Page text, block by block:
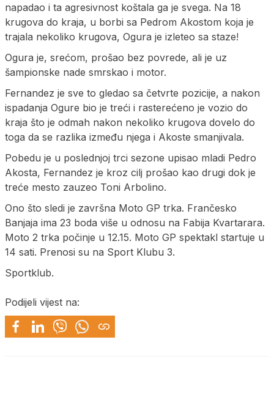
napadao i ta agresivnost koštala ga je svega. Na 18
krugova do kraja, u borbi sa Pedrom Akostom koja je
trajala nekoliko krugova, Ogura je izleteo sa staze!
Ogura je, srećom, prošao bez povrede, ali je uz
šampionske nade smrskao i motor.
Fernandez je sve to gledao sa četvrte pozicije, a nakon
ispadanja Ogure bio je treći i rasterećeno je vozio do
kraja što je odmah nakon nekoliko krugova dovelo do
toga da se razlika između njega i Akoste smanjivala.
Pobedu je u poslednjoj trci sezone upisao mladi Pedro
Akosta, Fernandez je kroz cilj prošao kao drugi dok je
treće mesto zauzeo Toni Arbolino.
Ono što sledi je završna Moto GP trka. Frančesko
Banjaja ima 23 boda više u odnosu na Fabija Kvartarara.
Moto 2 trka počinje u 12.15. Moto GP spektakl startuje u
14 sati. Prenosi su na Sport Klubu 3.
Sportklub.
Podijeli vijest na: